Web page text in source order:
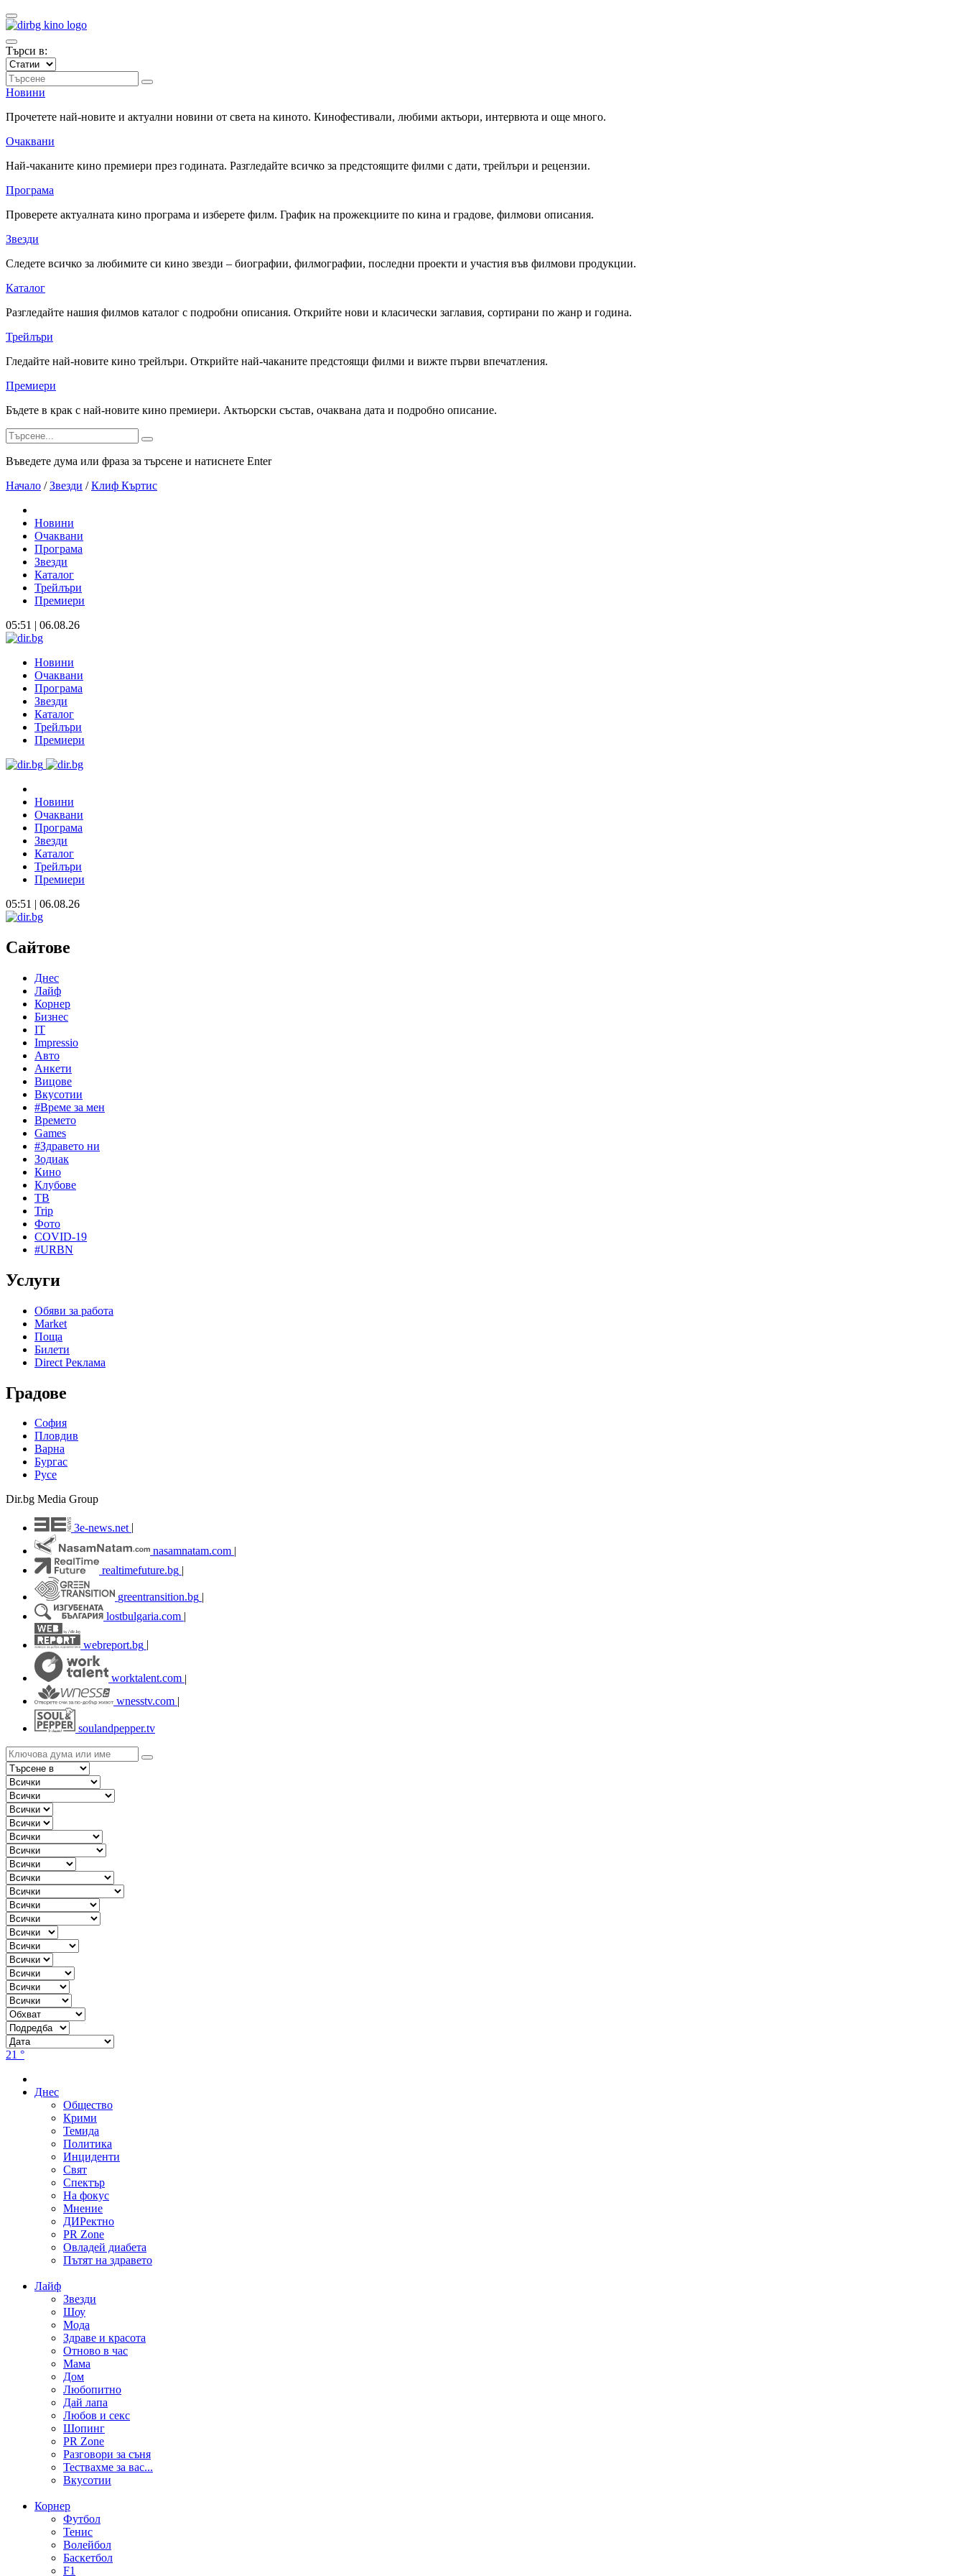
Търси в:
Новини
Прочетете най-новите и актуални новини от света на киното. Кинофестивали, любими актьори, интервюта и още много.
Очаквани
Най-чаканите кино премиери през годината. Разгледайте всичко за предстоящите филми с дати, трейлъри и рецензии.
Програма
Проверете актуалната кино програма и изберете филм. График на прожекциите по кина и градове, филмови описания.
Звезди
Следете всичко за любимите си кино звезди – биографии, филмографии, последни проекти и участия във филмови продукции.
Каталог
Разгледайте нашия филмов каталог с подробни описания. Открийте нови и класически заглавия, сортирани по жанр и година.
Трейлъри
Гледайте най-новите кино трейлъри. Открийте най-чаканите предстоящи филми и вижте първи впечатления.
Премиери
Бъдете в крак с най-новите кино премиери. Актьорски състав, очаквана дата и подробно описание.
Въведете дума или фраза за търсене и натиснете Enter
Начало / Звезди / Клиф Къртис
Новини
Очаквани
Програма
Звезди
Каталог
Трейлъри
Премиери
05:51 | 06.08.26
Новини
Очаквани
Програма
Звезди
Каталог
Трейлъри
Премиери
Новини
Очаквани
Програма
Звезди
Каталог
Трейлъри
Премиери
05:51 | 06.08.26
Сайтове
Днес
Лайф
Корнер
Бизнес
IT
Impressio
Авто
Анкети
Вицове
Вкусотии
#Време за мен
Времето
Games
#Здравето ни
Зодиак
Кино
Клубове
ТВ
Trip
Фото
COVID-19
#URBN
Услуги
Обяви за работа
Market
Поща
Билети
Direct Реклама
Градове
София
Пловдив
Варна
Бургас
Русе
Dir.bg Media Group
3e-news.net
nasamnatam.com |
realtimefuture.bg |
greentransition.bg |
lostbulgaria.com |
webreport.bg
worktalent.com |
wnesstv.com |
soulandpepper.tv
21 °
Днес
Общество
Крими
Темида
Политика
Инциденти
Свят
Спектър
На фокус
Мнение
ДИРектно
PR Zone
Овладей диабета
Пътят на здравето
Лайф
Звезди
Шоу
Мода
Здраве и красота
Отново в час
Мама
Дом
Любопитно
Дай лапа
Любов и секс
Шопинг
PR Zone
Разговори за съня
Тествахме за вас...
Вкусотии
Корнер
Футбол
Тенис
Волейбол
Баскетбол
F1